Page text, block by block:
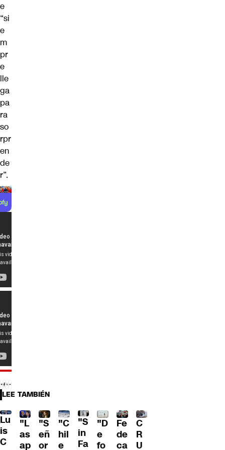
e
“si
e
m
pr
e
lle
ga
pa
ra
so
rpr
en
de
r”.
LEE TAMBIÉN
Lu
is
C
"L
as
ap
"S
eñ
or
"C
hil
e
"S
in
Fa
"D
e
fo
Fe
de
ca
C
R
U